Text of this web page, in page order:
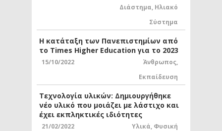
Διάστημα, Ηλιακό
Σύστημα
Η κατάταξη των Πανεπιστημίων από
το Times Higher Education για το 2023
15/10/2022 Άνθρωπος,
Εκπαίδευση
Τεχνολογία υλικών: Δημιουργήθηκε
νέο υλικό που μοιάζει με λάστιχο και
έχει εκπληκτικές ιδιότητες
21/02/2022 Υλικά, Φυσική